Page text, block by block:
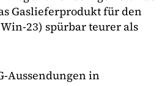
Gaslieferprodukt für den
23) spürbar teurer als
Aussendungen in